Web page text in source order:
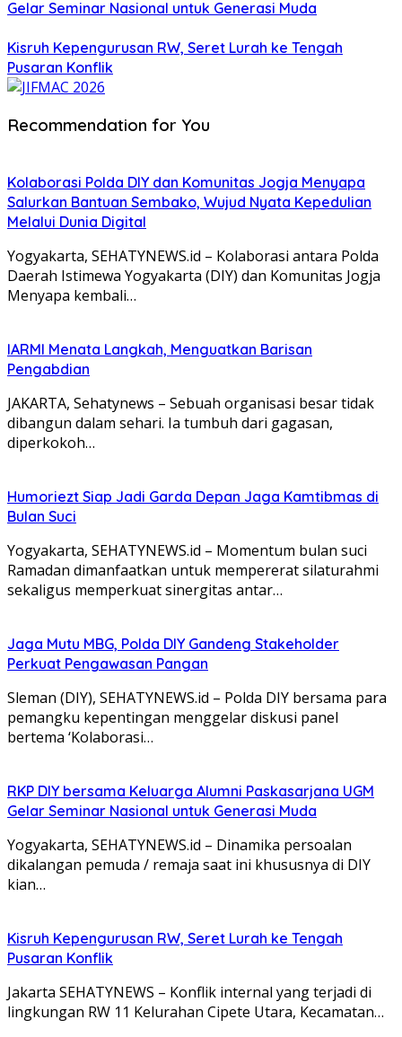
Gelar Seminar Nasional untuk Generasi Muda
Kisruh Kepengurusan RW, Seret Lurah ke Tengah
Pusaran Konflik
Recommendation for You
Kolaborasi Polda DIY dan Komunitas Jogja Menyapa
Salurkan Bantuan Sembako, Wujud Nyata Kepedulian
Melalui Dunia Digital
Yogyakarta, SEHATYNEWS.id – Kolaborasi antara Polda
Daerah Istimewa Yogyakarta (DIY) dan Komunitas Jogja
Menyapa kembali…
IARMI Menata Langkah, Menguatkan Barisan
Pengabdian
JAKARTA, Sehatynews – Sebuah organisasi besar tidak
dibangun dalam sehari. Ia tumbuh dari gagasan,
diperkokoh…
Humoriezt Siap Jadi Garda Depan Jaga Kamtibmas di
Bulan Suci
Yogyakarta, SEHATYNEWS.id – Momentum bulan suci
Ramadan dimanfaatkan untuk mempererat silaturahmi
sekaligus memperkuat sinergitas antar…
Jaga Mutu MBG, Polda DIY Gandeng Stakeholder
Perkuat Pengawasan Pangan
Sleman (DIY), SEHATYNEWS.id – Polda DIY bersama para
pemangku kepentingan menggelar diskusi panel
bertema ‘Kolaborasi…
RKP DIY bersama Keluarga Alumni Paskasarjana UGM
Gelar Seminar Nasional untuk Generasi Muda
Yogyakarta, SEHATYNEWS.id – Dinamika persoalan
dikalangan pemuda / remaja saat ini khususnya di DIY
kian…
Kisruh Kepengurusan RW, Seret Lurah ke Tengah
Pusaran Konflik
Jakarta SEHATYNEWS – Konflik internal yang terjadi di
lingkungan RW 11 Kelurahan Cipete Utara, Kecamatan…